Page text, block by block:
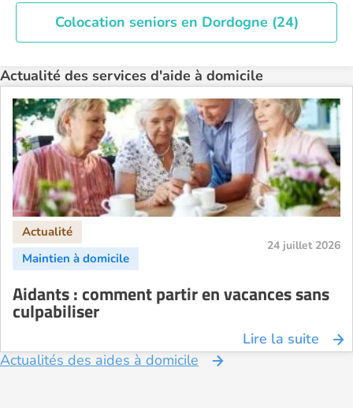
Colocation seniors en Dordogne (24)
Actualité des services d'aide à domicile
24 juillet 2026
Aidants : comment partir en vacances sans
culpabiliser
Lire la suite
Actualités des aides à domicile